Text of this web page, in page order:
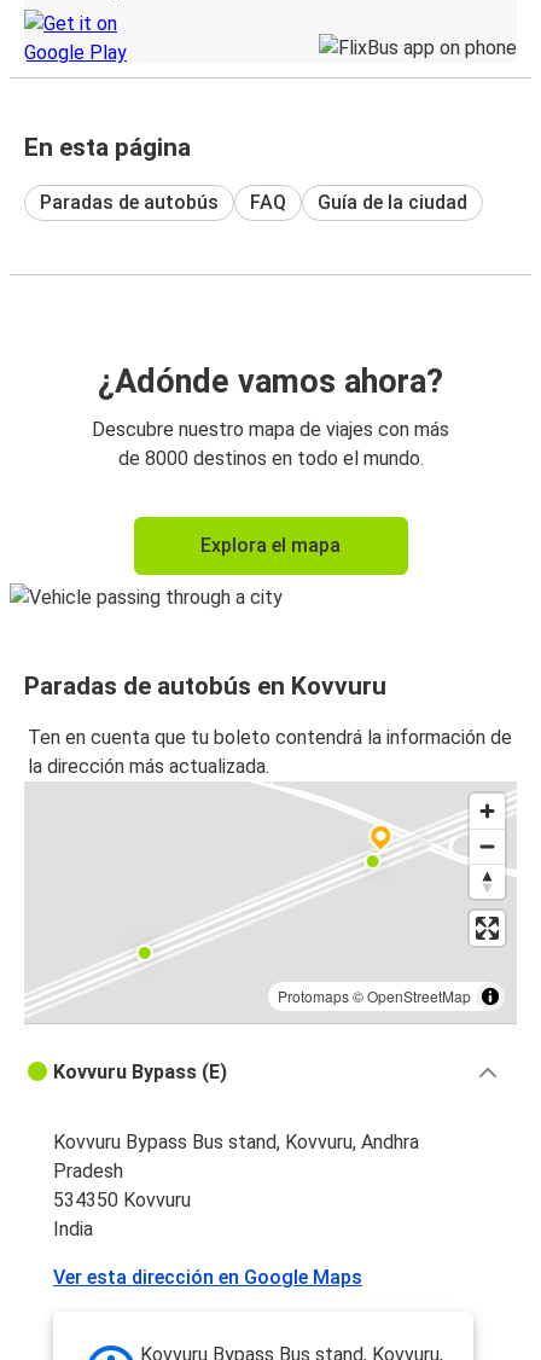
En esta página
Paradas de autobús FAQ Guía de la ciudad
¿Adónde vamos ahora?
Descubre nuestro mapa de viajes con más
de 8000 destinos en todo el mundo.
Explora el mapa
Paradas de autobús en Kovvuru
Ten en cuenta que tu boleto contendrá la información de
la dirección más actualizada.
Protomaps©OpenStreetMap
Kovvuru Bypass (E)
Kovvuru Bypass Bus stand, Kovvuru, Andhra
Pradesh
534350 Kovvuru
India
Ver esta dirección en Google Maps
Kovvuru Bypass Bus stand, Kovvuru,